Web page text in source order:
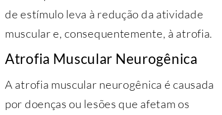
de estímulo leva à redução da atividade
muscular e, consequentemente, à atrofia.
Atrofia Muscular Neurogênica
A atrofia muscular neurogênica é causada
por doenças ou lesões que afetam os